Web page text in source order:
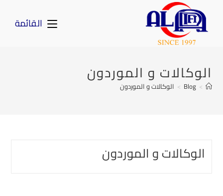
القائمة
الوكالات و الموردون
>
Blog
> الوكالات و الموردون
الوكالات و الموردون